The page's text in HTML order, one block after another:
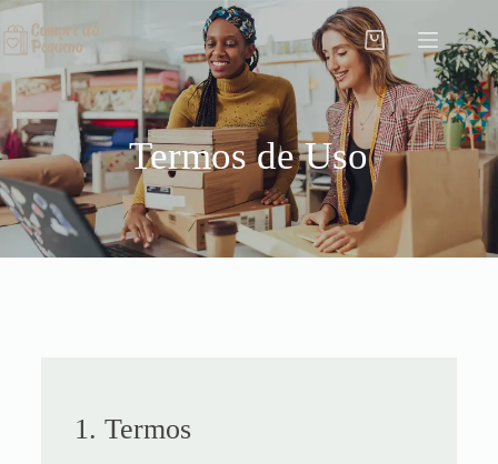
Termos de Uso
1. Termos